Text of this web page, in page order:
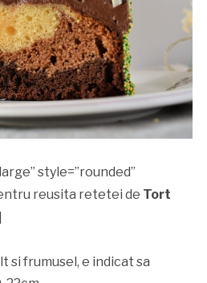
style=”rounded”
reusita retetei de Tort
si frumusel, e indicat sa